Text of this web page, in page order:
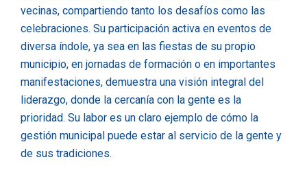
vecinas, compartiendo tanto los desafíos como las
celebraciones. Su participación activa en eventos de
diversa índole, ya sea en las fiestas de su propio
municipio, en jornadas de formación o en importantes
manifestaciones, demuestra una visión integral del
liderazgo, donde la cercanía con la gente es la
prioridad. Su labor es un claro ejemplo de cómo la
gestión municipal puede estar al servicio de la gente y
de sus tradiciones.